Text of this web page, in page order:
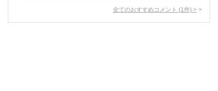
全てのおすすめコメント (1 件) >